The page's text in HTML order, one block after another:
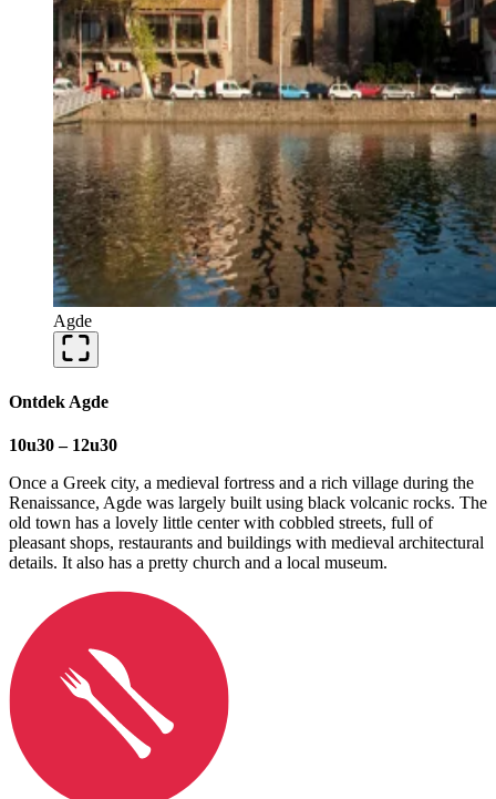
Agde
Ontdek Agde
10u30 – 12u30
Once a Greek city, a medieval fortress and a rich village during the
Renaissance, Agde was largely built using black volcanic rocks. The
old town has a lovely little center with cobbled streets, full of
pleasant shops, restaurants and buildings with medieval architectural
details. It also has a pretty church and a local museum.